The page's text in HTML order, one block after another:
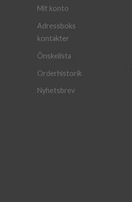
Mit konto
Adressboks
kontakter
Önskelista
Orderhistorik
Nyhetsbrev